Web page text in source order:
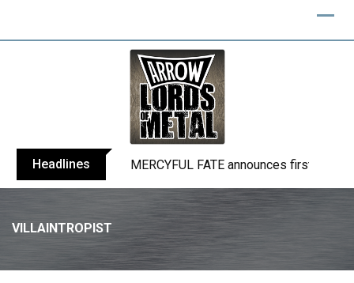
Headlines MERCYFUL FATE announces first live
VILLAINTROPIST